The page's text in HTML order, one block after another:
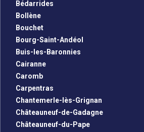
Bédarrides
Bollène
Bouchet
Bourg-Saint-Andéol
Buis-les-Baronnies
Cairanne
Caromb
Carpentras
Chantemerle-lès-Grignan
Châteauneuf-de-Gadagne
Châteauneuf-du-Pape